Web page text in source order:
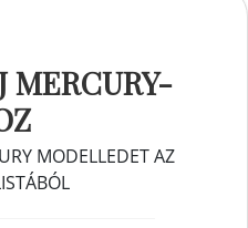
MERCURY-
MODELLEDET AZ